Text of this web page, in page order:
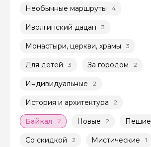
Необычные маршруты 4
Иволгинский дацан 3
Монастыри, церкви, храмы 3
Для детей 3 За городом 2
Индивидуальные 2
История и архитектура 2
Байкал 2 Новые 2 Пешие
Со скидкой 2 Мистические 1